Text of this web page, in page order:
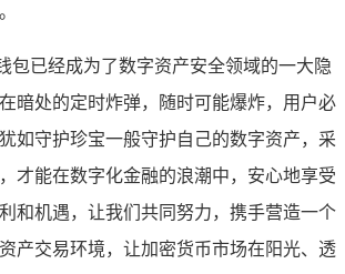
包已经成为了数字资产安全领域的一大隐
暗处的定时炸弹，随时可能爆炸，用户必
如守护珍宝一般守护自己的数字资产，采
才能在数字化金融的浪潮中，安心地享受
和机遇，让我们共同努力，携手营造一个
产交易环境，让加密货币市场在阳光、透